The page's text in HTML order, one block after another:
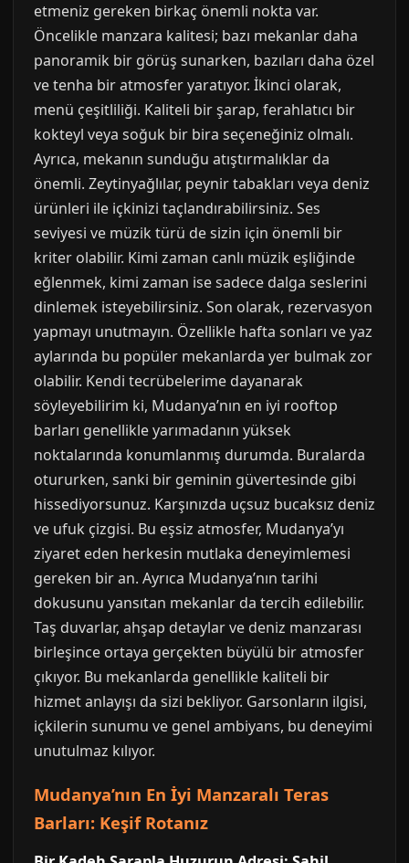
etmeniz gereken birkaç önemli nokta var.
Öncelikle manzara kalitesi; bazı mekanlar daha
panoramik bir görüş sunarken, bazıları daha özel
ve tenha bir atmosfer yaratıyor. İkinci olarak,
menü çeşitliliği. Kaliteli bir şarap, ferahlatıcı bir
kokteyl veya soğuk bir bira seçeneğiniz olmalı.
Ayrıca, mekanın sunduğu atıştırmalıklar da
önemli. Zeytinyağlılar, peynir tabakları veya deniz
ürünleri ile içkinizi taçlandırabilirsiniz. Ses
seviyesi ve müzik türü de sizin için önemli bir
kriter olabilir. Kimi zaman canlı müzik eşliğinde
eğlenmek, kimi zaman ise sadece dalga seslerini
dinlemek isteyebilirsiniz. Son olarak, rezervasyon
yapmayı unutmayın. Özellikle hafta sonları ve yaz
aylarında bu popüler mekanlarda yer bulmak zor
olabilir. Kendi tecrübelerime dayanarak
söyleyebilirim ki, Mudanya’nın en iyi rooftop
barları genellikle yarımadanın yüksek
noktalarında konumlanmış durumda. Buralarda
otururken, sanki bir geminin güvertesinde gibi
hissediyorsunuz. Karşınızda uçsuz bucaksız deniz
ve ufuk çizgisi. Bu eşsiz atmosfer, Mudanya’yı
ziyaret eden herkesin mutlaka deneyimlemesi
gereken bir an. Ayrıca Mudanya’nın tarihi
dokusunu yansıtan mekanlar da tercih edilebilir.
Taş duvarlar, ahşap detaylar ve deniz manzarası
birleşince ortaya gerçekten büyülü bir atmosfer
çıkıyor. Bu mekanlarda genellikle kaliteli bir
hizmet anlayışı da sizi bekliyor. Garsonların ilgisi,
içkilerin sunumu ve genel ambiyans, bu deneyimi
unutulmaz kılıyor.
Mudanya’nın En İyi Manzaralı Teras
Barları: Keşif Rotanız